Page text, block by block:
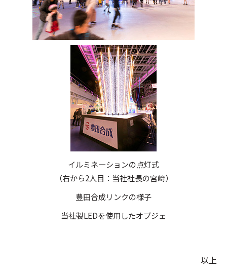
イルミネーションの点灯式
（右から2人目：当社社長の宮﨑）
豊田合成リンクの様子
当社製LEDを使用したオブジェ
以上